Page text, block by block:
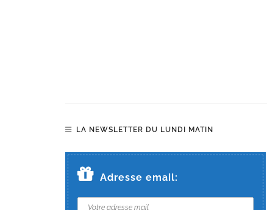
LA NEWSLETTER DU LUNDI MATIN
Adresse email: